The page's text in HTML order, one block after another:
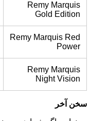
Remy Marquis
Gold Edition
Remy Marquis Red
Power
Remy Marquis
Night Vision
سخن آخر